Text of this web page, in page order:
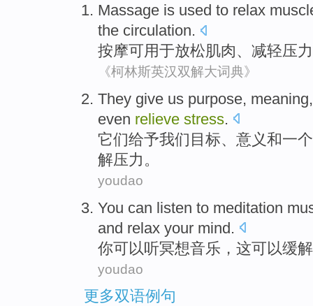
Massage is used to relax
the circulation.
按摩可用于放松肌肉、 减轻压力
《柯林斯英汉双解大词典》
They give us purpose,
even relieve stress.
它们给予我们目标、意义和一
解压力。
youdao
You can listen to meditation
and relax your mind.
你可以听冥想音乐，这可以缓
youdao
更多双语例句